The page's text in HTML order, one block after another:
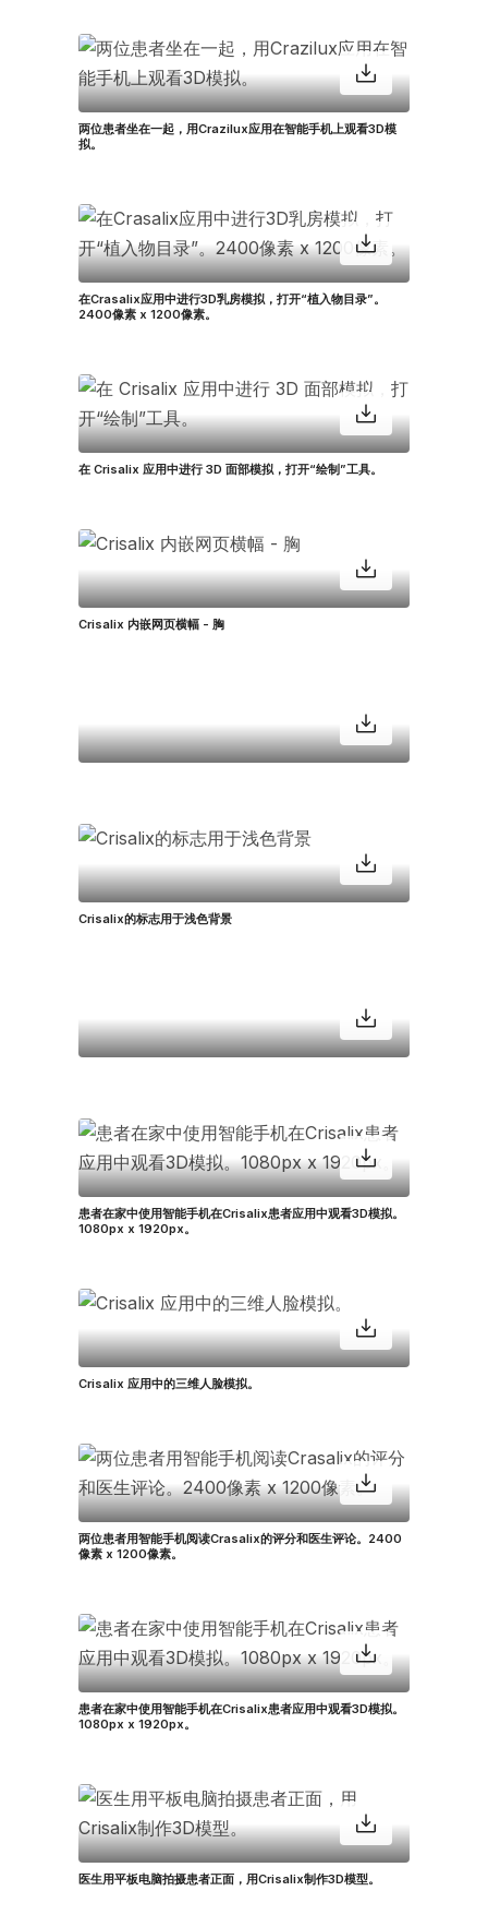
两位患者坐在一起，用Crazilux应用在智能手机上观看3D模
拟。
在Crasalix应用中进行3D乳房模拟，打开“植入物目录”。
2400像素 x 1200像素。
在 Crisalix 应用中进行 3D 面部模拟，打开“绘制”工具。
Crisalix 内嵌网页横幅 - 胸
Crisalix的标志用于浅色背景
患者在家中使用智能手机在Crisalix患者应用中观看3D模拟。
1080px x 1920px。
Crisalix 应用中的三维人脸模拟。
两位患者用智能手机阅读Crasalix的评分和医生评论。2400
像素 x 1200像素。
患者在家中使用智能手机在Crisalix患者应用中观看3D模拟。
1080px x 1920px。
医生用平板电脑拍摄患者正面，用Crisalix制作3D模型。